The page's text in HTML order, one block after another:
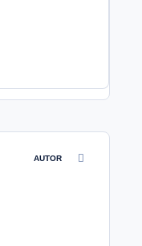
AUTOR comment_3037